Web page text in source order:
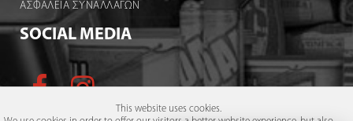
ΑΣΦΑΛΕΙΑ ΣΥΝΑΛΛΑΓΩΝ
SOCIAL MEDIA
This website uses cookies.